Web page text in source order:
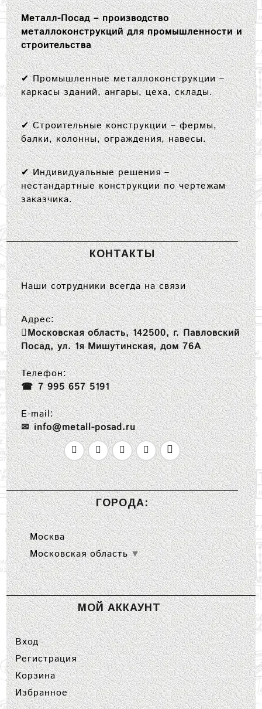
Металл-Посад – производство
металлоконструкций для промышленности и
строительства
✔Промышленные металлоконструкции–
каркасы зданий, ангары, цеха, склады.
✔Строительные конструкции– фермы,
балки, колонны, ограждения, навесы.
✔Индивидуальные решения–
нестандартные конструкции по чертежам
заказчика.
КОНТАКТЫ
Наши сотрудники всегда на связи
Адрес:
Московская область, 142500, г. Павловский
Посад, ул. 1я Мишутинская, дом 76А
Телефон:
7 995 657 5191
E-mail:
info@metall-posad.ru
ГОРОДА:
Москва
Московская область ▼
МОЙ АККАУНТ
Вход
Регистрация
Корзина
Избранное